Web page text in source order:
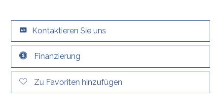
Kontaktieren Sie uns
Finanzierung
Zu Favoriten hinzufügen